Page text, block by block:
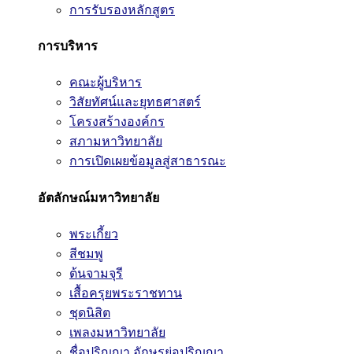
การรับรองหลักสูตร
การบริหาร
คณะผู้บริหาร
วิสัยทัศน์และยุทธศาสตร์
โครงสร้างองค์กร
สภามหาวิทยาลัย
การเปิดเผยข้อมูลสู่สาธารณะ
อัตลักษณ์มหาวิทยาลัย
พระเกี้ยว
สีชมพู
ต้นจามจุรี
เสื้อครุยพระราชทาน
ชุดนิสิต
เพลงมหาวิทยาลัย